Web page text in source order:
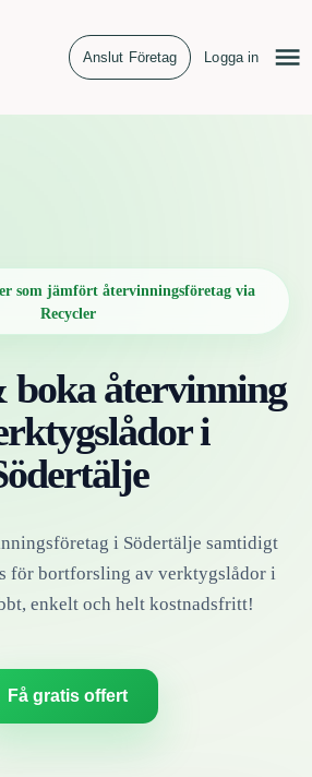
Anslut Företag Logga in
som jämfört återvinningsföretag via
Recycler
återvinning
i
i Södertälje samtidigt
för bortforsling av verktygslådori
enkelt och helt kostnadsfritt!
Få gratis offert